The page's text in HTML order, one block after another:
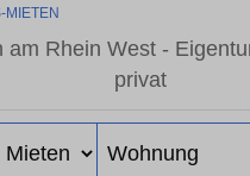
MIETEN
Rhein West -
privat